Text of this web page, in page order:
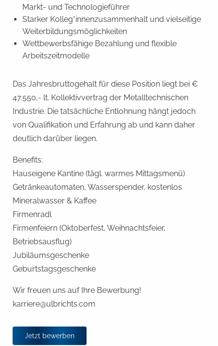
Markt- und Technologieführer
Starker Kolleg*innenzusammenhalt und vielseitige
Weiterbildungsmöglichkeiten
Wettbewerbsfähige Bezahlung und flexible
Arbeitszeitmodelle
Das Jahresbruttogehalt für diese Position liegt bei €
47.550,- lt. Kollektivvertrag der Metalltechnischen
Industrie. Die tatsächliche Entlohnung hängt jedoch
von Qualifikation und Erfahrung ab und kann daher
deutlich darüber liegen.
Benefits:
Hauseigene Kantine (tägl. warmes Mittagsmenü)
Getränkeautomaten, Wasserspender, kostenlos
Mineralwasser & Kaffee
Firmenradl
Firmenfeiern (Oktoberfest, Weihnachtsfeier,
Betriebsausflug)
Jubiläumsgeschenke
Geburtstagsgeschenke
Wir freuen uns auf Ihre Bewerbung!
karriere@ulbrichts.com
Jetzt bewerben